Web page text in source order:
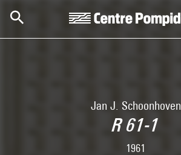
Jan J. Schoonhoven
R 61-1
1961